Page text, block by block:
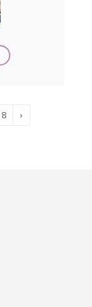
8 ›